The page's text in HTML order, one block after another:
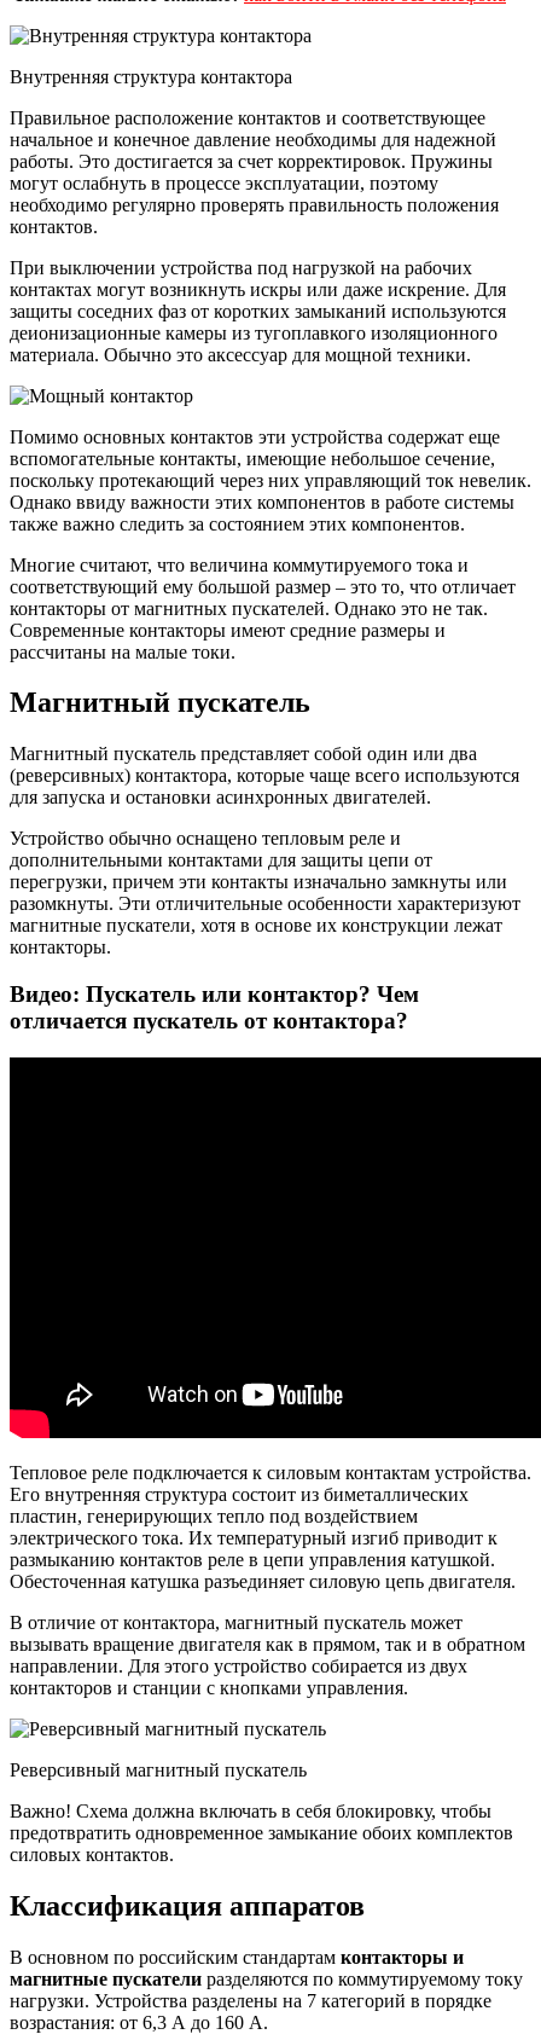
Внутренняя структура контактора
Правильное расположение контактов и соответствующее
начальное и конечное давление необходимы для надежной
работы. Это достигается за счет корректировок. Пружины
могут ослабнуть в процессе эксплуатации, поэтому
необходимо регулярно проверять правильность положения
контактов.
При выключении устройства под нагрузкой на рабочих
контактах могут возникнуть искры или даже искрение. Для
защиты соседних фаз от коротких замыканий используются
деионизационные камеры из тугоплавкого изоляционного
материала. Обычно это аксессуар для мощной техники.
Помимо основных контактов эти устройства содержат еще
вспомогательные контакты, имеющие небольшое сечение,
поскольку протекающий через них управляющий ток невелик.
Однако ввиду важности этих компонентов в работе системы
также важно следить за состоянием этих компонентов.
Многие считают, что величина коммутируемого тока и
соответствующий ему большой размер – это то, что отличает
контакторы от магнитных пускателей. Однако это не так.
Современные контакторы имеют средние размеры и
рассчитаны на малые токи.
Магнитный пускатель
Магнитный пускатель представляет собой один или два
(реверсивных) контактора, которые чаще всего используются
для запуска и остановки асинхронных двигателей.
Устройство обычно оснащено тепловым реле и
дополнительными контактами для защиты цепи от
перегрузки, причем эти контакты изначально замкнуты или
разомкнуты. Эти отличительные особенности характеризуют
магнитные пускатели, хотя в основе их конструкции лежат
контакторы.
Видео: Пускатель или контактор? Чем
отличается пускатель от контактора?
Тепловое реле подключается к силовым контактам устройства.
Его внутренняя структура состоит из биметаллических
пластин, генерирующих тепло под воздействием
электрического тока. Их температурный изгиб приводит к
размыканию контактов реле в цепи управления катушкой.
Обесточенная катушка разъединяет силовую цепь двигателя.
В отличие от контактора, магнитный пускатель может
вызывать вращение двигателя как в прямом, так и в обратном
направлении. Для этого устройство собирается из двух
контакторов и станции с кнопками управления.
Реверсивный магнитный пускатель
Важно! Схема должна включать в себя блокировку, чтобы
предотвратить одновременное замыкание обоих комплектов
силовых контактов.
Классификация аппаратов
В основном по российским стандартам контакторы и
магнитные пускатели разделяются по коммутируемому току
нагрузки. Устройства разделены на 7 категорий в порядке
возрастания: от 6,3 А до 160 А.